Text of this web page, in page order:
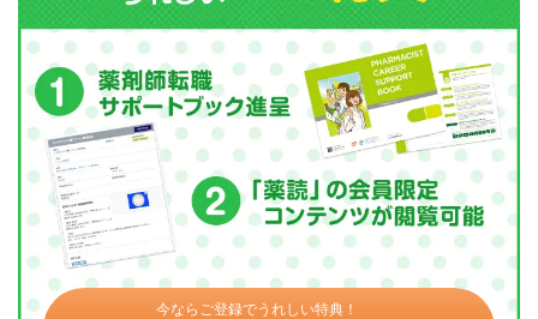
今ならご登録でうれしい特典！